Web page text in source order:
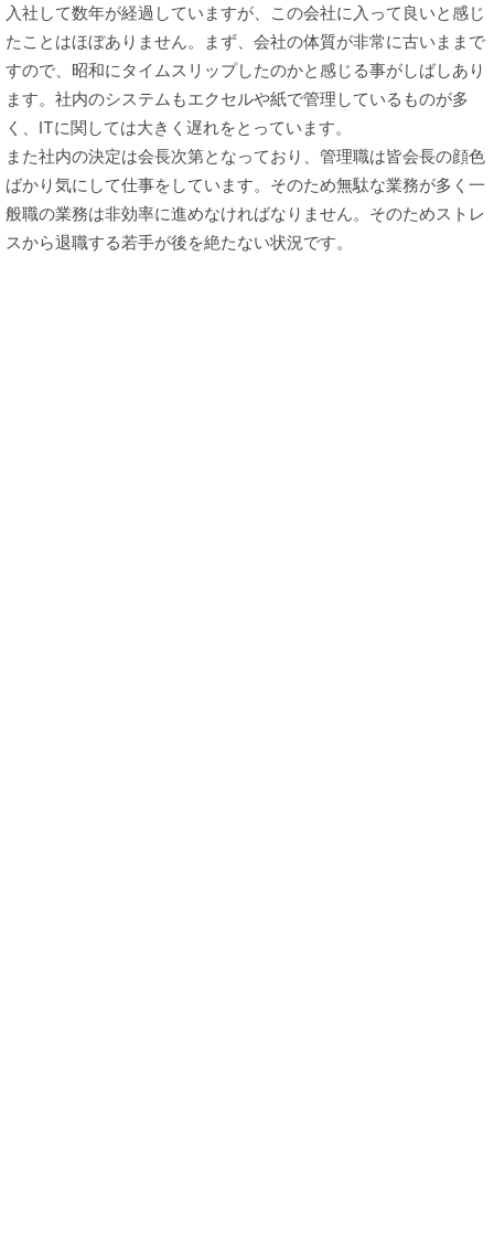
入社して数年が経過していますが、この会社に入って良いと感じ
たことはほぼありません。まず、会社の体質が非常に古いままで
すので、昭和にタイムスリップしたのかと感じる事がしばしあり
ます。社内のシステムもエクセルや紙で管理しているものが多
く、ITに関しては大きく遅れをとっています。
また社内の決定は会長次第となっており、管理職は皆会長の顔色
ばかり気にして仕事をしています。そのため無駄な業務が多く一
般職の業務は非効率に進めなければなりません。そのためストレ
スから退職する若手が後を絶たない状況です。